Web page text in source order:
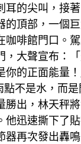
耳的尖叫，接
的頂部，一個
咖啡館門口。
，大聲宣布：
你的正面能量
點不是水，而
勝出，林天秤
迅速撕下了
器再次發出轟